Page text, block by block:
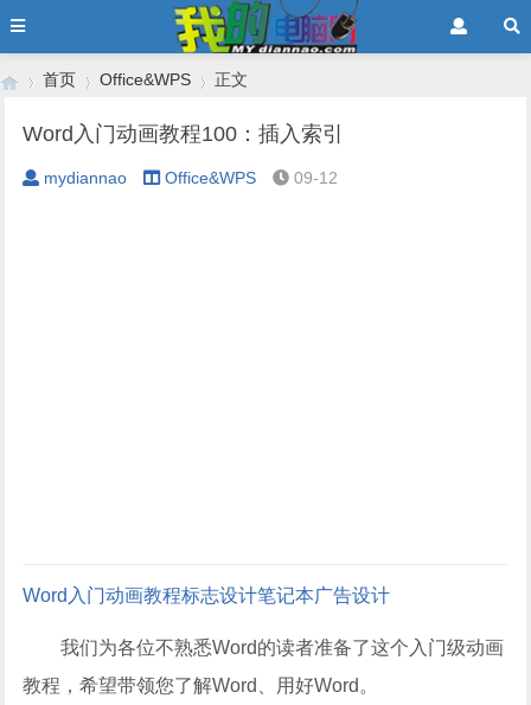
›
首页
›
Office&WPS
›
正文
Word入门动画教程100：插入索引
mydiannao Office&WPS 09-12
Word入门动画教程标志设计笔记本广告设计
我们为各位不熟悉Word的读者准备了这个入门级动画
教程，希望带领您了解Word、用好Word。